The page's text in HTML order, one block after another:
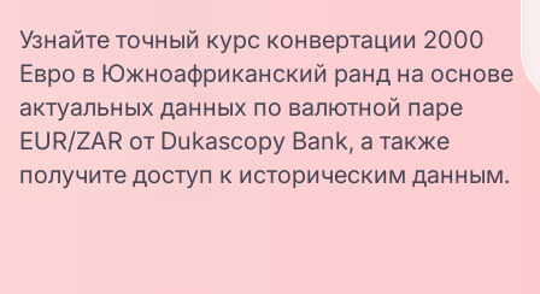
Узнайте точный курс конвертации 2000
Евро в Южноафриканский ранд на основе
актуальных данных по валютной паре
EUR/ZAR от Dukascopy Bank, а также
получите доступ к историческим данным.